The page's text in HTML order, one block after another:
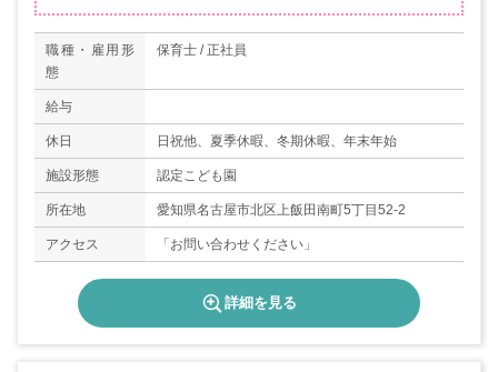
職種・雇用形
態
保育士 / 正社員
給与
休日 日祝他、夏季休暇、冬期休暇、年末年始
施設形態 認定こども園
所在地 愛知県名古屋市北区上飯田南町5丁目52-2
アクセス 「お問い合わせください」
詳細を見る